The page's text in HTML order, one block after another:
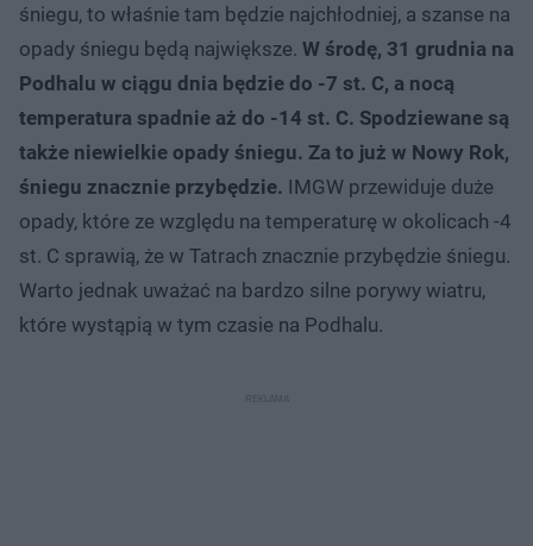
śniegu, to właśnie tam będzie najchłodniej, a szanse na
opady śniegu będą największe. W środę, 31 grudnia na
Podhalu w ciągu dnia będzie do -7 st. C, a nocą
temperatura spadnie aż do -14 st. C. Spodziewane są
także niewielkie opady śniegu. Za to już w Nowy Rok,
śniegu znacznie przybędzie. IMGW przewiduje duże
opady, które ze względu na temperaturę w okolicach -4
st. C sprawią, że w Tatrach znacznie przybędzie śniegu.
Warto jednak uważać na bardzo silne porywy wiatru,
które wystąpią w tym czasie na Podhalu.